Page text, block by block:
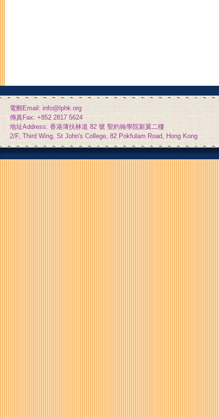
電郵Email: info@lphk.org
傳真Fax: +852 2817 5624
地址Address: 香港薄扶林道 82 號 聖約翰學院新翼二樓
2/F, Third Wing, St John's College, 82 Pokfulam Road, Hong Kong